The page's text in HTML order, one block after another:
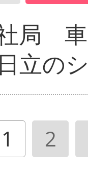
局
立の
1 2